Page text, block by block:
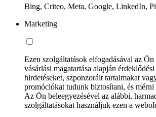
Bing, Criteo, Meta, Google, LinkedIn,
Marketing
Ezen szolgáltatások elfogadásával az Ön
vásárlási magatartása alapján
hirdetéseket, szponzorált tartalmakat
promóciókat tudunk biztosítani, és
Az Ön beleegyezésével az alábbi,
szolgáltatásokat használjuk ezen a